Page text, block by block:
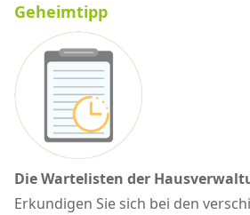
Geheimtipp
Die Wartelisten der
Erkundigen Sie sich bei den